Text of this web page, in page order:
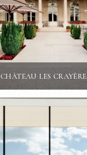
CHÂTEAU LES